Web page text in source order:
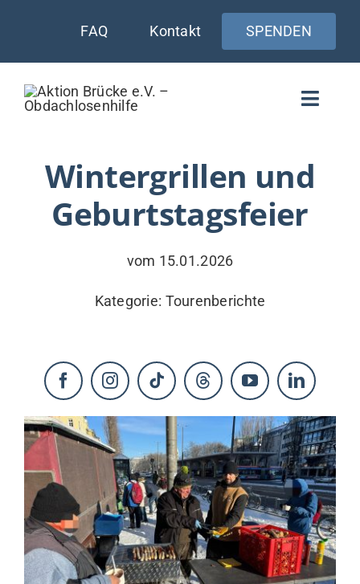
springen
FAQ Kontakt SPENDEN
Toggle
AKTUELLES
KONTAKT
Wintergrillen und
Geburtstagsfeier
vom 15.01.2026
Kategorie: Tourenberichte